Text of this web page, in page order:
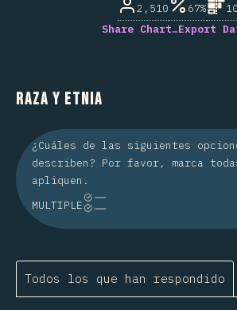
2,510 67%
10
Share Chart…Export
Raza y etnia
¿Cuáles de las siguientes
describen? Por favor, marca
apliquen.
MULTIPLE
Todos los que han respondido